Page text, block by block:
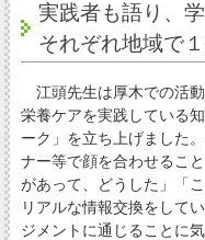
実践者も語り、
それぞれ地域で
江頭先生は厚木での活
栄養ケアを実践している
ーク」を立ち上げました
ナー等で顔を合わせるこ
があって、どうした」「
リアルな情報交換をして
ジメントに通じることに